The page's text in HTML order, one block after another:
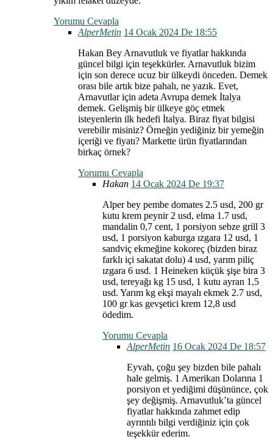
Yorumu Cevapla
AlperMetin 14 Ocak 2024 De 18:55
Hakan Bey Arnavutluk ve fiyatlar hakkında
güncel bilgi için teşekkürler. Arnavutluk bizim
için son derece ucuz bir ülkeydi önceden. Demek
orası bile artık bize pahalı, ne yazık. Evet,
Arnavutlar için adeta Avrupa demek İtalya
demek. Gelişmiş bir ülkeye göç etmek
isteyenlerin ilk hedefi İtalya. Biraz fiyat bilgisi
verebilir misiniz? Örneğin yediğiniz bir yemeğin
içeriği ve fiyatı? Markette ürün fiyatlarından
birkaç örnek?
Yorumu Cevapla
Hakan 14 Ocak 2024 De 19:37
Alper bey pembe domates 2.5 usd, 200 gr
kutu krem peynir 2 usd, elma 1.7 usd,
mandalin 0,7 cent, 1 porsiyon sebze grill 3
usd, 1 porsiyon kaburga ızgara 12 usd, 1
sandviç ekmeğine kokoreç (bizden biraz
farklı içi sakatat dolu) 4 usd, yarım piliç
ızgara 6 usd. 1 Heineken küçük şişe bira 3
usd, tereyağı kg 15 usd, 1 kutu ayran 1,5
usd. Yarım kg ekşi mayalı ekmek 2.7 usd,
100 gr kas gevşetici krem 12,8 usd
ödedim.
Yorumu Cevapla
AlperMetin 16 Ocak 2024 De 18:57
Eyvah, çoğu şey bizden bile pahalı
hale gelmiş. 1 Amerikan Dolarına 1
porsiyon et yediğimi düşününce, çok
şey değişmiş. Arnavutluk’ta güncel
fiyatlar hakkında zahmet edip
ayrıntılı bilgi verdiğiniz için çok
teşekkür ederim.